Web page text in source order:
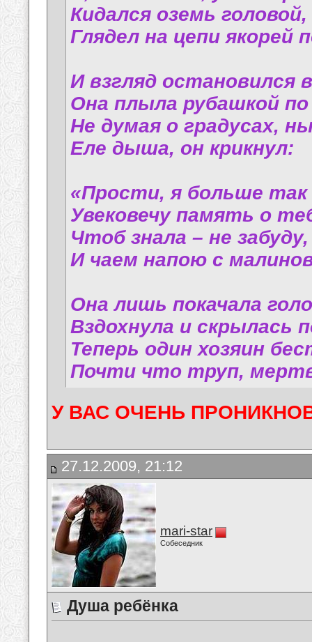
Кидался оземь головой,
Глядел на цепи якорей
И взгляд остановился
Она плыла рубашкой по
Не думая о градусах,
Еле дыша, он крикнул:
«Прости, я больше так
Увековечу память о
Чтоб знала – не забуду,
И чаем напою с
Она лишь покачала
Вздохнула и скрылась
Теперь один хозяин
Почти что труп,
У ВАС ОЧЕНЬ
27.12.2009, 21:12
mari-star
Собеседник
Душа ребёнка